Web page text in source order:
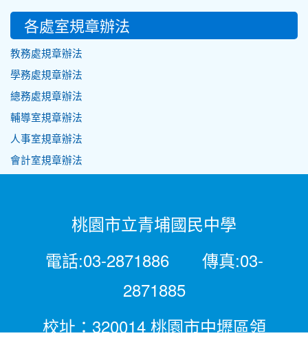
各處室規章辦法
教務處規章辦法
學務處規章辦法
總務處規章辦法
輔導室規章辦法
人事室規章辦法
會計室規章辦法
桃園市立青埔國民中學
電話:03-2871886 傳真:03-
2871885
校址：320014 桃園市中壢區領